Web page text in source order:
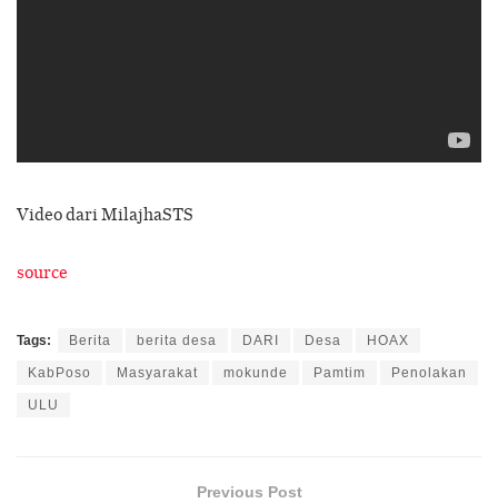
Video dari MilajhaSTS
source
Tags: Berita berita desa DARI Desa HOAX
KabPoso Masyarakat mokunde Pamtim Penolakan
ULU
Previous Post